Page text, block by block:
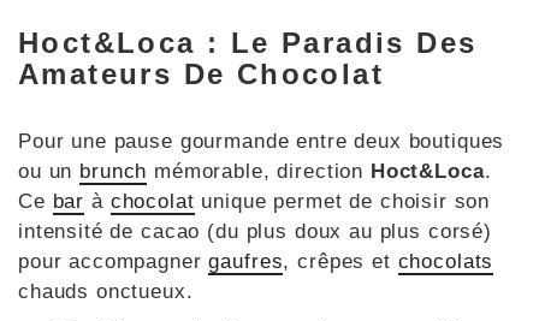
Hoct&Loca : Le Paradis Des
Amateurs De Chocolat
Pour une pause gourmande entre deux boutiques
ou un brunch mémorable, direction Hoct&Loca.
Ce bar à chocolat unique permet de choisir son
intensité de cacao (du plus doux au plus corsé)
pour accompagnergaufres, crêpes et chocolats
chauds onctueux.